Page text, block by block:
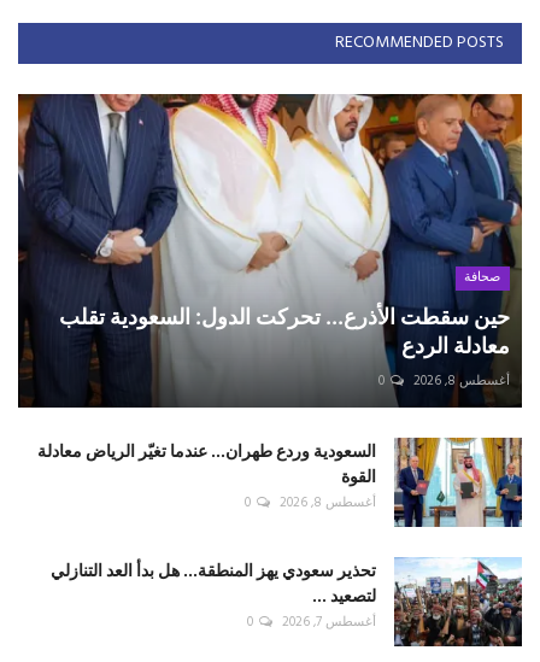
RECOMMENDED POSTS
صحافة
حين سقطت الأذرع... تحركت الدول: السعودية تقلب
معادلة الردع
أغسطس 8, 2026 0
السعودية وردع طهران... عندما تغيّر الرياض معادلة
القوة
أغسطس 8, 2026 0
تحذير سعودي يهز المنطقة... هل بدأ العد التنازلي
لتصعيد ...
أغسطس 7, 2026 0